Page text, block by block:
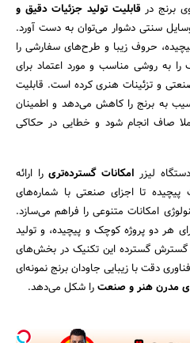
برنج درقابلیت تولید جزئیات دقیق و
سنتی دشوار می‌توان به دست آورد.
حروف زیبا و طرح‌های سفارشی را
را به روشی مناسب و مورد اعتماد برای
و تزئینات هنری کرده است. قابلیت
به برنج را کاهش می‌دهد و اطمینان
صاف انجام شود و خطایی در حکاکی
لیزر امکانات گسترده‌تری را ارائه
تا اجزای صنعتی با شماره‌های
امکانات متنوعی را فراهم می‌سازد.
هر دو پروژه کوچک و پیچیده، و تولید
گسترده این تکنیک در بخش‌های
دقت با زیبایی جاودان برنج نمونه‌ای
مدرن هنر و صنعترا شکل می‌دهد.